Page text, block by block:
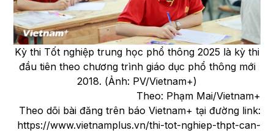
Kỳ thi Tốt nghiệp trung học phổ thông 2025 là kỳ thi
đầu tiên theo chương trình giáo dục phổ thông mới
2018. (Ảnh: PV/Vietnam+)
Theo: Phạm Mai/Vietnam+
Theo dõi bài đăng trên báo Vietnam+ tại đường link:
https://www.vietnamplus.vn/thi-tot-nghiep-thpt-can-